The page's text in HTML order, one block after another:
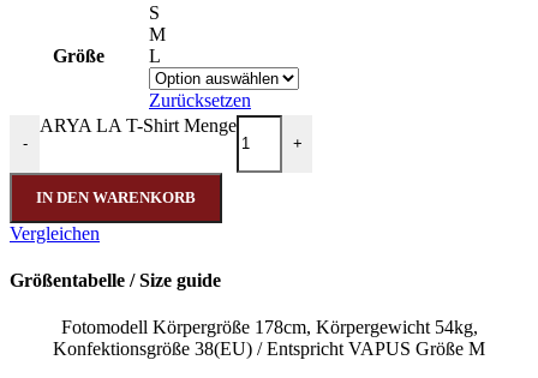
Größe
S
M
L
Zurücksetzen
-
ARYA LA T-Shirt Menge
+
IN DEN WARENKORB
Vergleichen
Größentabelle / Size guide
Fotomodell Körpergröße 178cm, Körpergewicht 54kg,
Konfektionsgröße 38(EU) / Entspricht VAPUS Größe M